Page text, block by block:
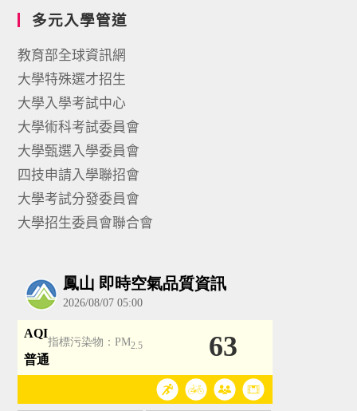
多元入學管道
教育部全球資訊網
大學特殊選才招生
大學入學考試中心
大學術科考試委員會
大學甄選入學委員會
四技申請入學聯招會
大學考試分發委員會
大學招生委員會聯合會